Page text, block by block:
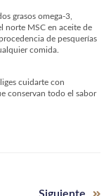
grasos omega-3,
norte MSC en aceite de
de pesquerías
comida.
cuidarte con
conservan todo el sabor
Siguiente
Siguiente